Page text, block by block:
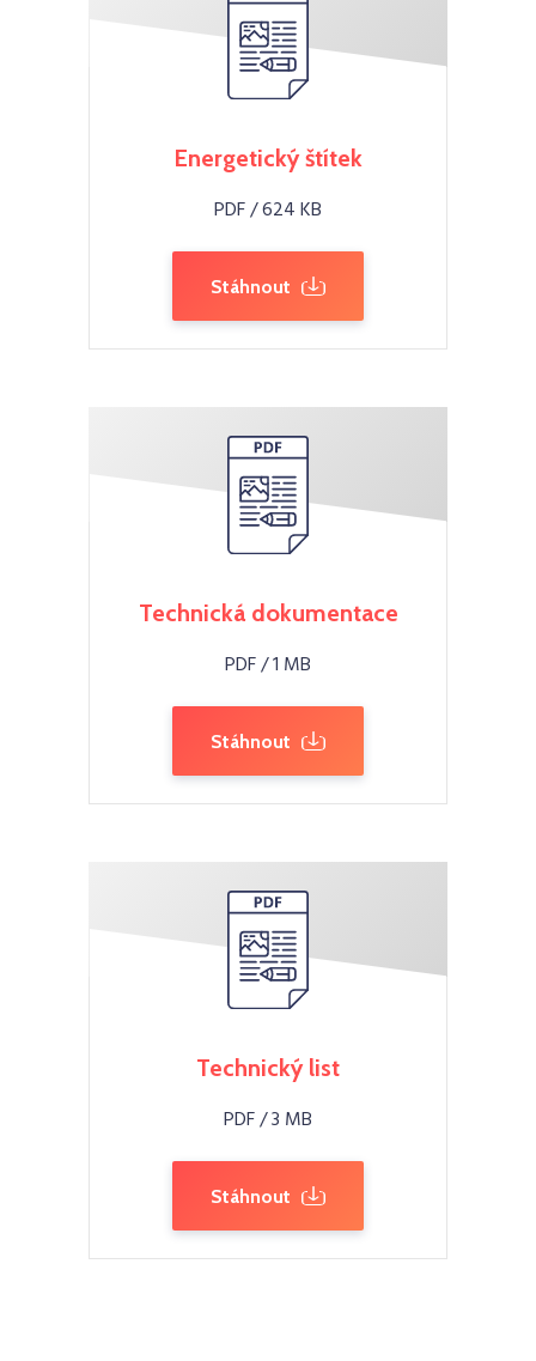
Energetický štítek
PDF / 624 KB
Stáhnout
Technická dokumentace
PDF / 1 MB
Stáhnout
Technický list
PDF / 3 MB
Stáhnout